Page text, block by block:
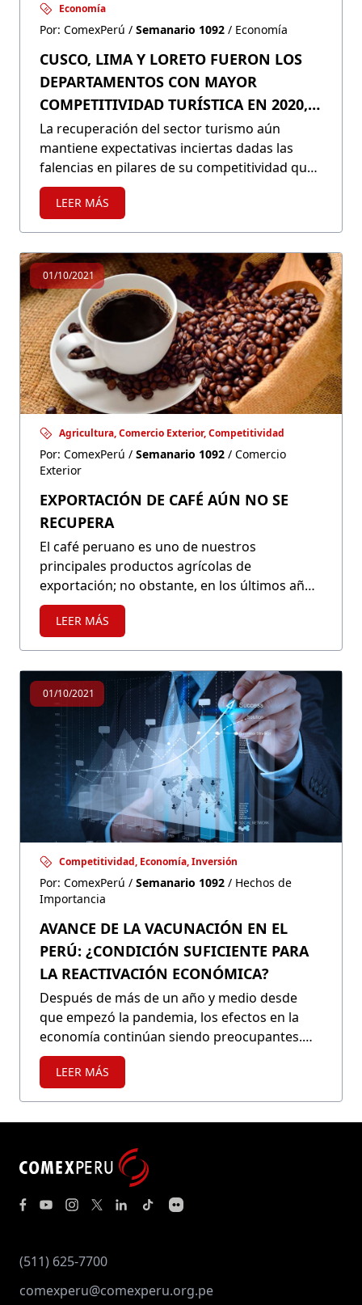
Economía
Por: ComexPerú / Semanario 1092 / Economía
CUSCO, LIMA Y LORETO FUERON LOS
DEPARTAMENTOS CON MAYOR
COMPETITIVIDAD TURÍSTICA EN 2020,
PERO LOS RETOS PERSISTEN
La recuperación del sector turismo aún
mantiene expectativas inciertas dadas las
falencias en pilares de su competitividad que
impiden que retome el vuelo. De acuerdo con
el Índice de Competitividad Turística
Departamental 2020, en departamentos
persisten serios rezagos en indicadores como
ambiente apto; políticas de viajes y turismo, y
condiciones habilitadoras; infraestructura
turística; y recursos naturales y culturales.
LEER MÁS
01/10/2021
Agricultura, Comercio Exterior, Competitividad
Por: ComexPerú / Semanario 1092 / Comercio
Exterior
EXPORTACIÓN DE CAFÉ AÚN NO SE
RECUPERA
El café peruano es uno de nuestros
principales productos agrícolas de
exportación; no obstante, en los últimos años
evidencia una tendencia a la baja y no hay
signos de recuperación. A pesar de ello, el
aumento del precio del café en el mercado
producción del grano en Brasil, uno de los
principales productores del mundo,
representan ventanas de oportunidad que no
podemos dejar pasar.
LEER MÁS
01/10/2021
Competitividad, Economía, Inversión
Por: ComexPerú / Semanario 1092 / Hechos de
Importancia
AVANCE DE LA VACUNACIÓN EN EL
PERÚ: ¿CONDICIÓN SUFICIENTE PARA
LA REACTIVACIÓN ECONÓMICA?
Después de más de un año y medio desde
que empezó la pandemia, los efectos en la
economía continúan siendo preocupantes.
Con una contracción del PBI mundial del
3.59% durante 2020, el proceso de vacunación
niveles de incertidumbre, no es suficiente la
aceleración en el proceso de vacunación para
reactivar la economía, sino que debe superar
el escenario político qu...
LEER MÁS
(511) 625-7700
comexperu@comexperu.org.pe